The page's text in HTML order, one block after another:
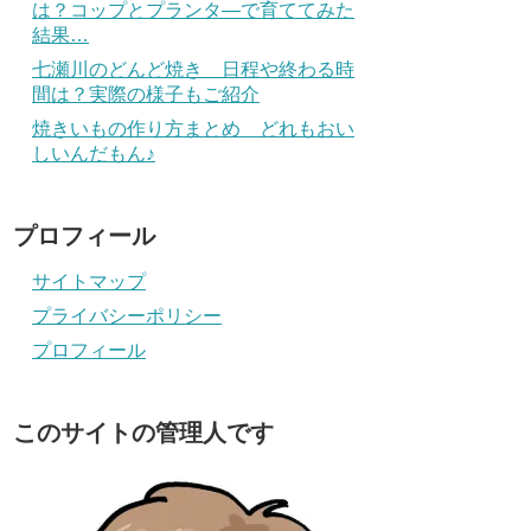
は？コップとプランタ―で育ててみた
結果…
七瀬川のどんど焼き 日程や終わる時
間は？実際の様子もご紹介
焼きいもの作り方まとめ どれもおい
しいんだもん♪
プロフィール
サイトマップ
プライバシーポリシー
プロフィール
このサイトの管理人です